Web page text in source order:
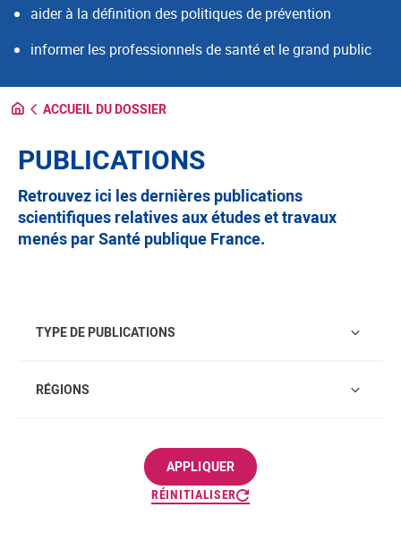
aider à la définition des politiques de prévention
informer les professionnels de santé et le grand public
ACCUEIL DU DOSSIER
PUBLICATIONS
Retrouvez ici les dernières publications
scientifiques relatives aux études et travaux
menés par Santé publique France.
TYPE DE PUBLICATIONS
RÉGIONS
RÉINITIALISER